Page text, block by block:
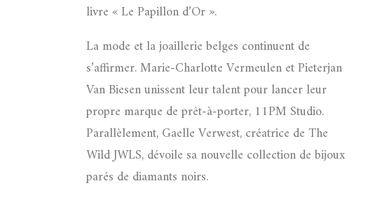
livre « Le Papillon d’Or ».
La mode et la joaillerie belges continuent de
s’affirmer. Marie-Charlotte Vermeulen et Pieterjan
Van Biesen unissent leur talent pour lancer leur
propre marque de prêt-à-porter, 11PM Studio.
Parallèlement, Gaelle Verwest, créatrice de The
Wild JWLS, dévoile sa nouvelle collection de bijoux
parés de diamants noirs.